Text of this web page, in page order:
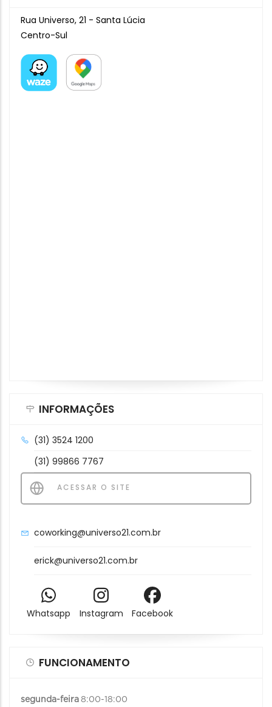
Rua Universo, 21 - Santa Lúcia
Centro-Sul
INFORMAÇÕES
(31) 3524 1200
(31) 99866 7767
ACESSAR O SITE
coworking@universo21.com.br
erick@universo21.com.br
Whatsapp Instagram Facebook
FUNCIONAMENTO
segunda-feira 8:00-18:00